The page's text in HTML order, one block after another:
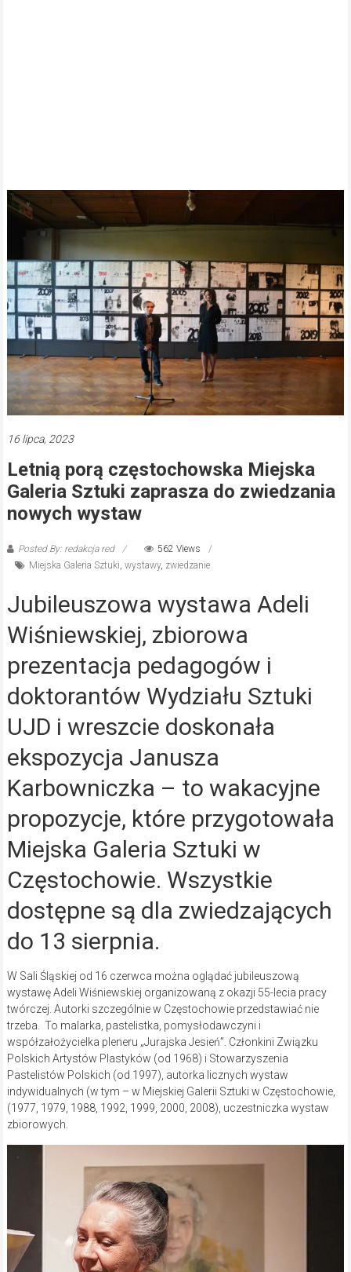
16 lipca, 2023
Letnią porą częstochowska Miejska
Galeria Sztuki zaprasza do zwiedzania
nowych wystaw
Posted By: redakcja red
562 Views
Miejska Galeria Sztuki, wystawy, zwiedzanie
Jubileuszowa wystawa Adeli
Wiśniewskiej, zbiorowa
prezentacja pedagogów i
doktorantów Wydziału Sztuki
UJD i wreszcie doskonała
ekspozycja Janusza
Karbowniczka – to wakacyjne
propozycje, które przygotowała
Miejska Galeria Sztuki w
Częstochowie. Wszystkie
dostępne są dla zwiedzających
do 13 sierpnia.
W Sali Śląskiej od 16 czerwca można oglądać jubileuszową
wystawę Adeli Wiśniewskiej organizowaną z okazji 55-lecia pracy
twórczej. Autorki szczególnie w Częstochowie przedstawiać nie
trzeba. To malarka, pastelistka, pomysłodawczyni i
współzałożycielka pleneru „Jurajska Jesień”. Członkini Związku
Polskich Artystów Plastyków (od 1968) i Stowarzyszenia
Pastelistów Polskich (od 1997), autorka licznych wystaw
indywidualnych (w tym – w Miejskiej Galerii Sztuki w Częstochowie,
(1977, 1979, 1988, 1992, 1999, 2000, 2008), uczestniczka wystaw
zbiorowych.